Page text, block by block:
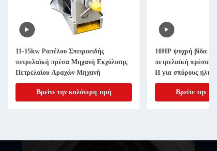
11-15kw Ραπέλου Σπειροειδής
πετρελαϊκή πρέσα Μηχανή Εκχύλισης
Πετρελαίου Αραχών Μηχανή
Βρείτε την καλύτερη τιμή
10HP ψυχρή βίδα
πετρελαϊκή πρέσα
H για σπόρους
σόγιας φιστίκιας
Βρείτε την